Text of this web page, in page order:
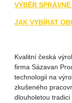
VÝBĚR
JAK VYBÍRAT
Kvalitní česká
firma Sázavan
technologii na
zkušeného
dlouholetou